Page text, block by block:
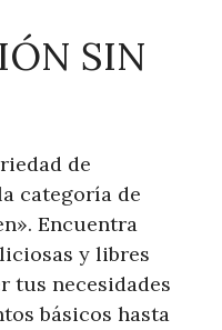
SIN
de
categoría de
Encuentra
y libres
tus necesidades
básicos hasta